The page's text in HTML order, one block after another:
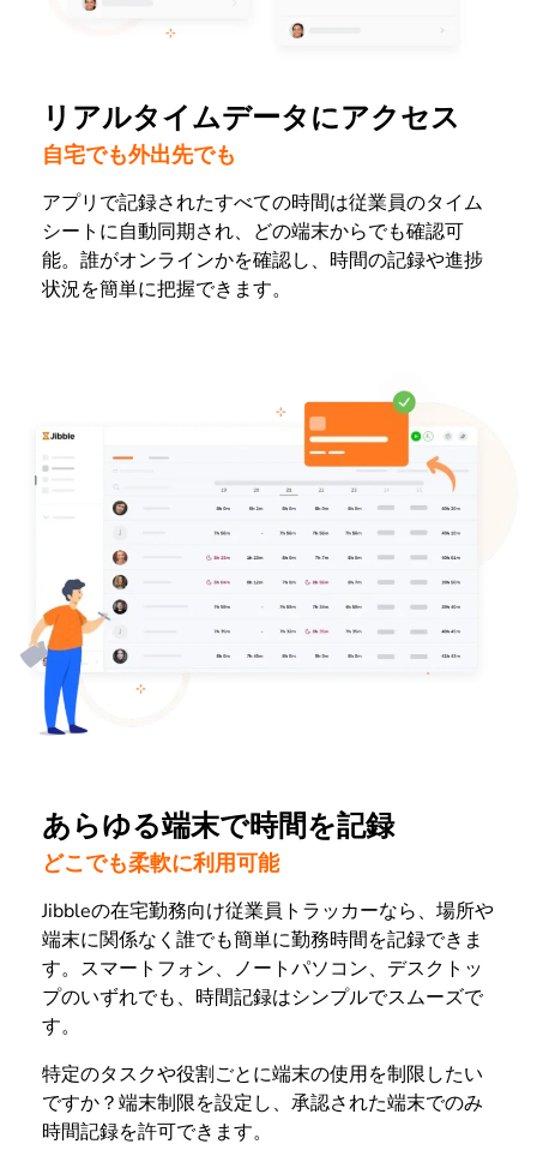
リアルタイムデータにアクセス
自宅でも外出先でも
アプリで記録されたすべての時間は従業員のタイム
シートに自動同期され、どの端末からでも確認可
能。誰がオンラインかを確認し、時間の記録や進捗
状況を簡単に把握できます。
あらゆる端末で時間を記録
どこでも柔軟に利用可能
Jibbleの在宅勤務向け従業員トラッカーなら、場所や
端末に関係なく誰でも簡単に勤務時間を記録できま
す。スマートフォン、ノートパソコン、デスクトッ
プのいずれでも、時間記録はシンプルでスムーズで
す。
特定のタスクや役割ごとに端末の使用を制限したい
ですか？端末制限を設定し、承認された端末でのみ
時間記録を許可できます。